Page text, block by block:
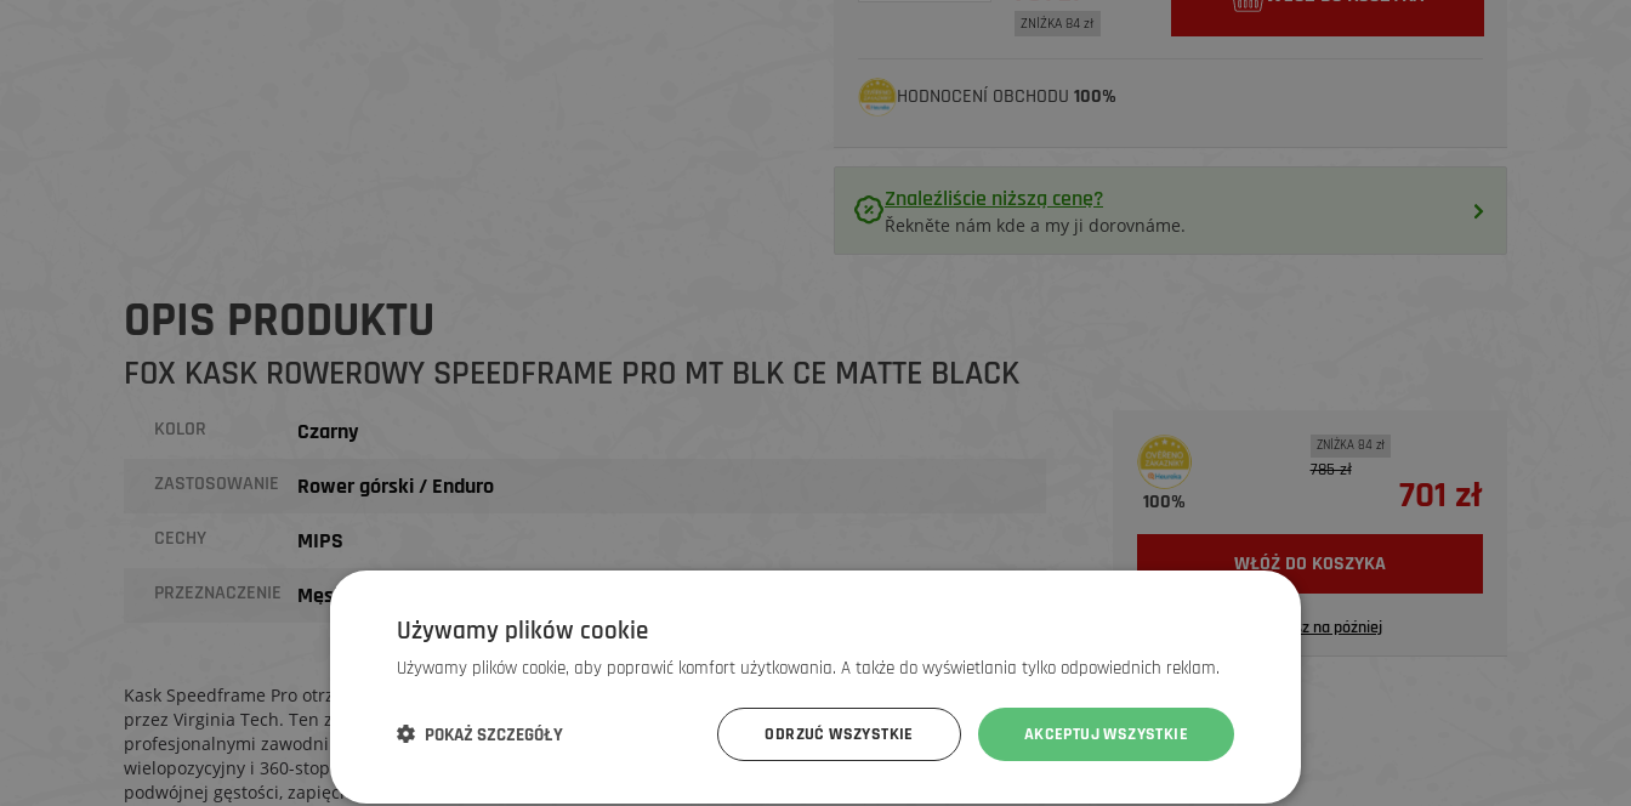
ZNİŻKA 84 zł
HODNOCENÍ OBCHODU 100%
Znaleźliście niższą cenę?
Řekněte nám kde a my ji dorovnáme.
OPIS PRODUKTU
FOX KASK ROWEROWY SPEEDFRAME PRO MT BLK CE MATTE BLACK
KOLOR Czarny
ZASTOSOWANIE Rower górski / Enduro
CECHY MIPS
PRZEZNACZENIE Męskie / Kobiet / Unisex
Kask Speedframe Pro otrzymał najwyższą ocenę (5 GWIAZDEK) w programie Bicycle Helmet Ratings prowadzonym
przez Virginia Tech. Ten zaawansowany otwarty kask MTB, zaprojektowany we współpracy z naszymi
profesjonalnymi zawodnikami, oferuje najwyższej klasy funkcje, w tym MIPS™, łatwo regulowany daszek
wielopozycyjny i 360-stopniowy system dopasowania. Wersja Pro jest wyposażona w wkładkę Varizorb™ EPS o
podwójnej gęstości, zapięcie Fidlock® SNAP oraz antybakteryjną wyściółkę XT2®.
100%
ZNİŻKA 84 zł
785 zł
701 zł
WŁÓŻ DO KOSZYKA
Zapisz na później
Używamy plików cookie
Używamy plików cookie, aby poprawić komfort użytkowania. A także do wyświetlania tylko odpowiednich reklam.
AKCEPTUJ WSZYSTKIE
ODRZUĆ WSZYSTKIE
POKAŻ SZCZEGÓŁY